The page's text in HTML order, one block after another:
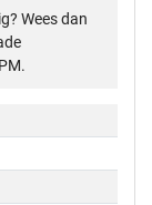
Wees dan